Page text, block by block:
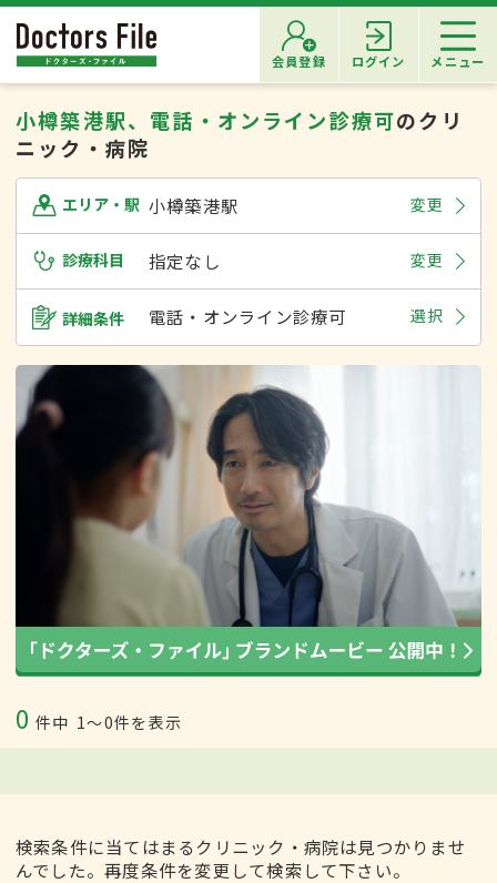
会員登録 ログイン メニュー
小樽築港駅、電話・オンライン診療可のクリ
ニック・病院
エリア・駅 小樽築港駅 変更
診療科目 指定なし 変更
詳細条件 電話・オンライン診療可 選択
0 件中 1〜0件を表示
検索条件に当てはまるクリニック・病院は見つかりませ
んでした。再度条件を変更して検索して下さい。